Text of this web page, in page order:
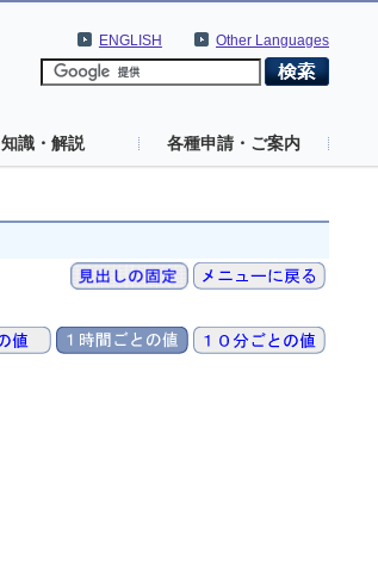
Other Languages
ENGLISH
知識・解説 各種申請・ご案内